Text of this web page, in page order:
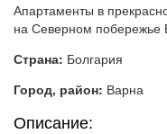
Апартаменты в
на Северном побережье
Страна: Болгария
Город, район: Варна
Описание: